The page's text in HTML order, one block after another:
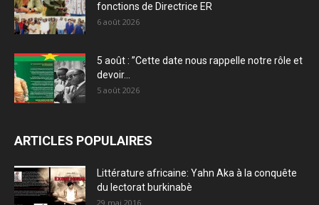
fonctions de Directrice ER
6 août 2026
5 août : ”Cette date nous rappelle notre rôle et
devoir...
5 août 2026
ARTICLES POPULAIRES
Littérature africaine: Yahn Aka à la conquête
du lectorat burkinabè
29 mai 2016